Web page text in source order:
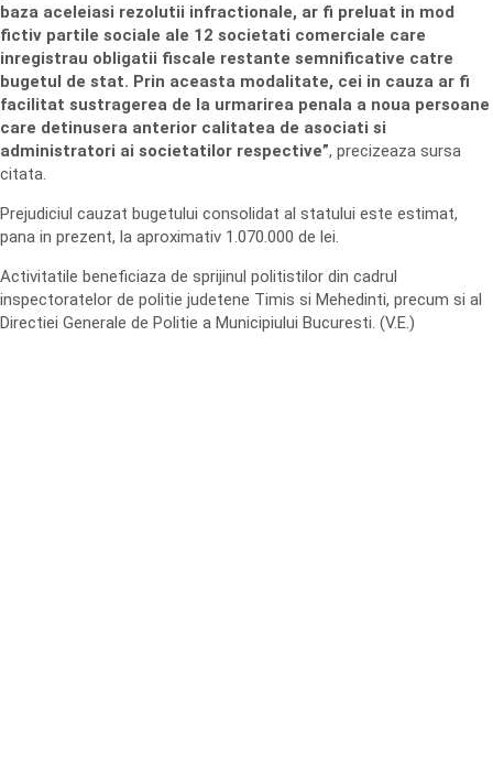
baza aceleiasi rezolutii infractionale, ar fi preluat in mod
fictiv partile sociale ale 12 societati comerciale care
inregistrau obligatii fiscale restante semnificative catre
bugetul de stat. Prin aceasta modalitate, cei in cauza ar fi
facilitat sustragerea de la urmarirea penala a noua persoane
care detinusera anterior calitatea de asociati si
administratori ai societatilor respective”, precizeaza sursa
citata.
Prejudiciul cauzat bugetului consolidat al statului este estimat,
pana in prezent, la aproximativ 1.070.000 de lei.
Activitatile beneficiaza de sprijinul politistilor din cadrul
inspectoratelor de politie judetene Timis si Mehedinti, precum si al
Directiei Generale de Politie a Municipiului Bucuresti. (V.E.)